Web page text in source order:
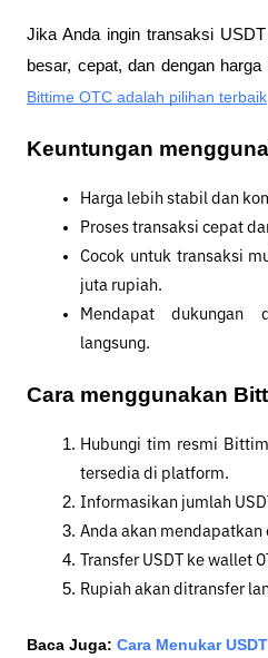
Jika Anda ingin transaksi
besar, cepat, dan dengan
Bittime OTC adalah pilihan terbaik
Keuntungan
Harga lebih stabil dan
Proses transaksi cepat
Cocok untuk transaksi
juta rupiah.
Mendapat
langsung.
Cara menggunakan
Hubungi tim resmi
tersedia di platform.
Informasikan jumlah
Anda akan mendapatkan
Transfer USDT ke wallet
Rupiah akan ditransfer
Baca Juga: Cara Menukar